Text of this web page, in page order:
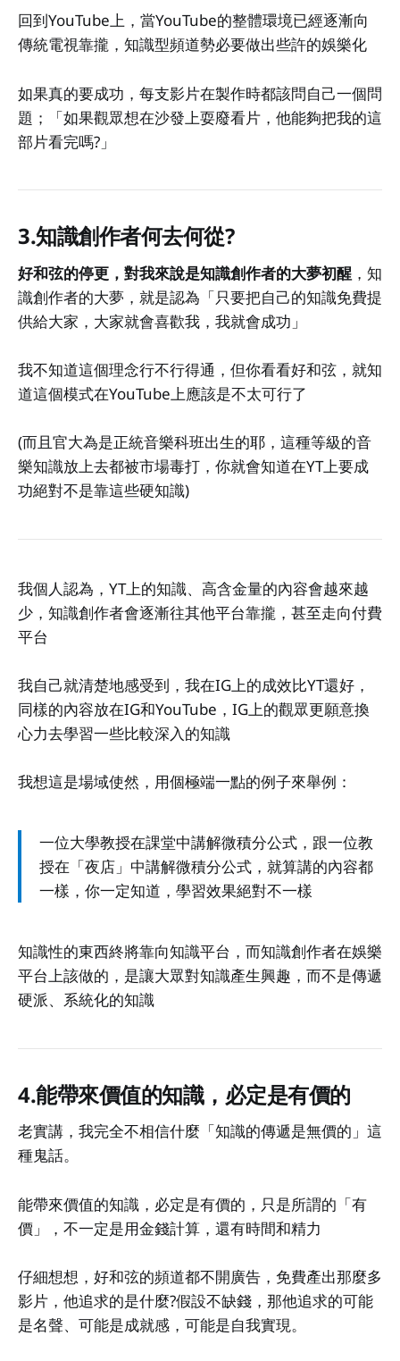
回到YouTube上，當YouTube的整體環境已經逐漸向
傳統電視靠攏，知識型頻道勢必要做出些許的娛樂化
如果真的要成功，每支影片在製作時都該問自己一個問
題；「如果觀眾想在沙發上耍廢看片，他能夠把我的這
部片看完嗎?」
3.知識創作者何去何從?
好和弦的停更，對我來說是知識創作者的大夢初醒 ，知
識創作者的大夢，就是認為「只要把自己的知識免費提
供給大家，大家就會喜歡我，我就會成功」
我不知道這個理念行不行得通，但你看看好和弦，就知
道這個模式在YouTube上應該是不太可行了
(而且官大為是正統音樂科班出生的耶，這種等級的音
樂知識放上去都被市場毒打，你就會知道在YT上要成
功絕對不是靠這些硬知識)
我個人認為，YT上的知識、高含金量的內容會越來越
少，知識創作者會逐漸往其他平台靠攏，甚至走向付費
平台
我自己就清楚地感受到，我在IG上的成效比YT還好，
同樣的內容放在IG和YouTube，IG上的觀眾更願意換
心力去學習一些比較深入的知識
我想這是場域使然，用個極端一點的例子來舉例：
一位大學教授在課堂中講解微積分公式，跟一位教
授在「夜店」中講解微積分公式，就算講的內容都
一樣，你一定知道，學習效果絕對不一樣
知識性的東西終將靠向知識平台，而知識創作者在娛樂
平台上該做的，是讓大眾對知識產生興趣，而不是傳遞
硬派、系統化的知識
4.能帶來價值的知識，必定是有價的
老實講，我完全不相信什麼「知識的傳遞是無價的」這
種鬼話。
能帶來價值的知識，必定是有價的，只是所謂的「有
價」，不一定是用金錢計算，還有時間和精力
仔細想想，好和弦的頻道都不開廣告，免費產出那麼多
影片，他追求的是什麼?假設不缺錢，那他追求的可能
是名聲、可能是成就感，可能是自我實現。